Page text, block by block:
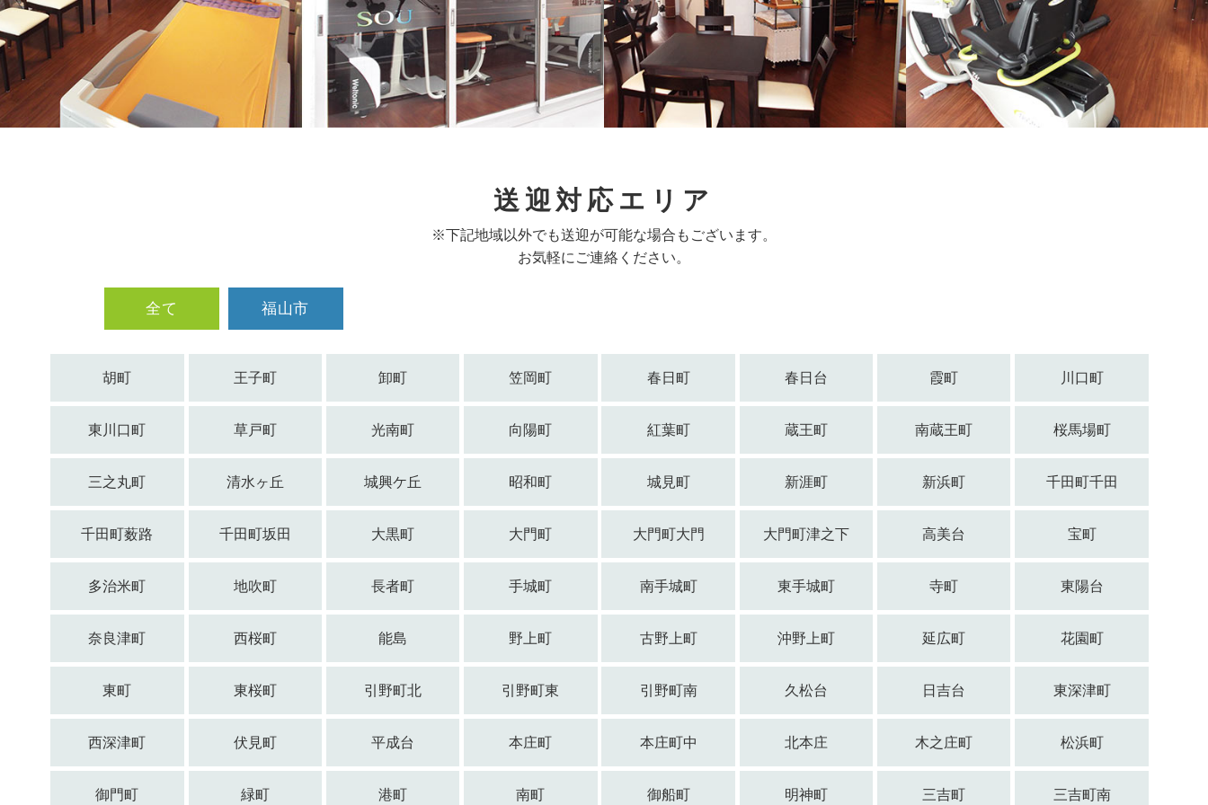
送迎対応エリア
※下記地域以外でも送迎が可能な場合もございます。
お気軽にご連絡ください。
全て 福山市
胡町 王子町 卸町 笠岡町 春日町 春日台 霞町 川口町
東川口町 草戸町 光南町 向陽町 紅葉町 蔵王町 南蔵王町 桜馬場町
三之丸町 清水ヶ丘 城興ケ丘 昭和町 城見町 新涯町 新浜町 千田町千田
千田町薮路 千田町坂田 大黒町 大門町 大門町大門 大門町津之下 高美台 宝町
多治米町 地吹町 長者町 手城町 南手城町 東手城町 寺町 東陽台
奈良津町 西桜町 能島 野上町 古野上町 沖野上町 延広町 花園町
東町 東桜町 引野町北 引野町東 引野町南 久松台 日吉台 東深津町
西深津町 伏見町 平成台 本庄町 本庄町中 北本庄 木之庄町 松浜町
御門町 緑町 港町 南町 御船町 明神町 三吉町 三吉町南